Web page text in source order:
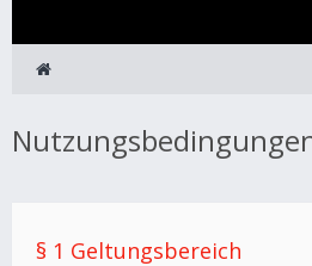
§ 1 Geltungsbereich